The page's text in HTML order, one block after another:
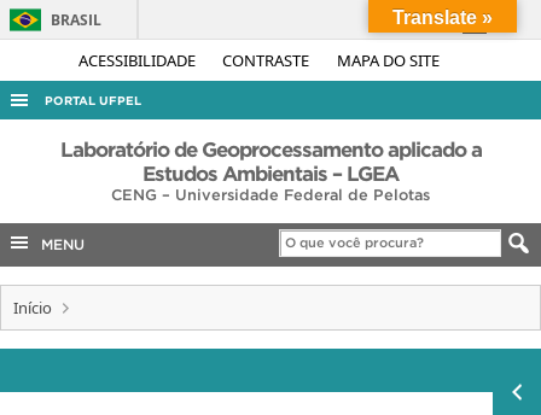
ACESSIBILIDADE CONTRASTE MAPA DO SITE
BRASIL
Simplifique!
Acesso à informação
Legislação
Canais
PORTAL UFPEL
ACESSO À INFORMAÇÃO
COBALTO
CONCURSOS
EDITAIS
INTERNACIONAL
Laboratório de Geoprocessamento aplicado a
Estudos Ambientais – LGEA
CENG – Universidade Federal de Pelotas
MENU
Início
Translate »